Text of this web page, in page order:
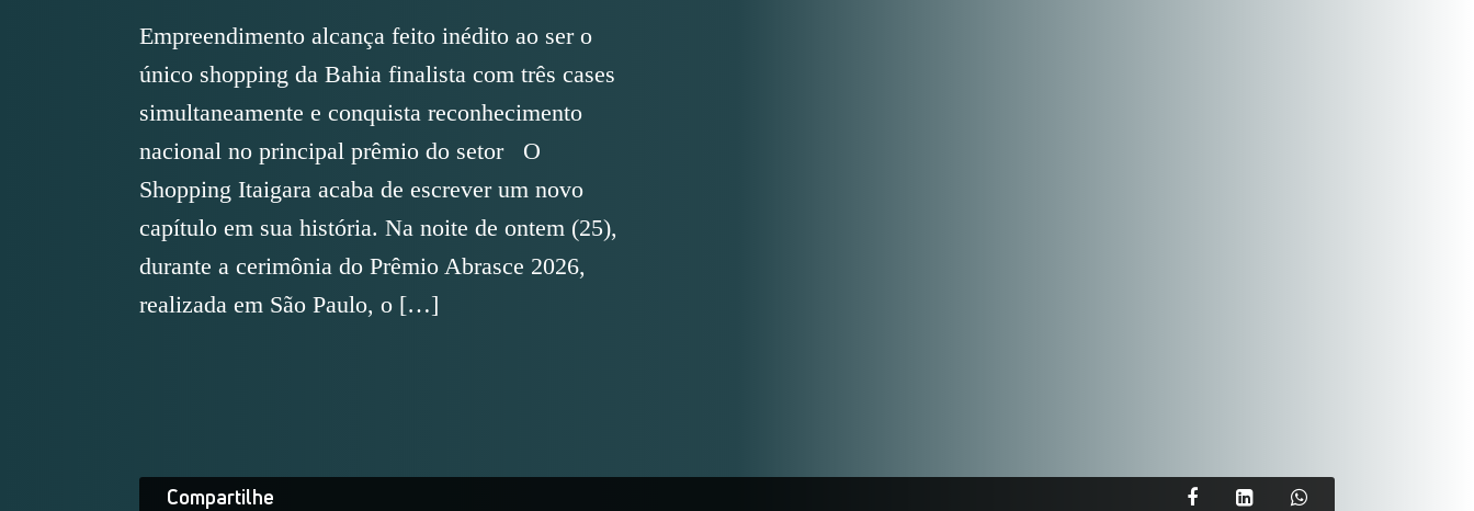
Empreendimento alcança feito inédito ao ser o
único shopping da Bahia finalista com três cases
simultaneamente e conquista reconhecimento
nacional no principal prêmio do setor O
Shopping Itaigara acaba de escrever um novo
capítulo em sua história. Na noite de ontem (25),
durante a cerimônia do Prêmio Abrasce 2026,
realizada em São Paulo, o […]
Compartilhe